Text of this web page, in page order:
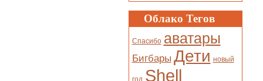
Облако Тегов
Спасибо аватары
Бигбары Дети новый
год Shell